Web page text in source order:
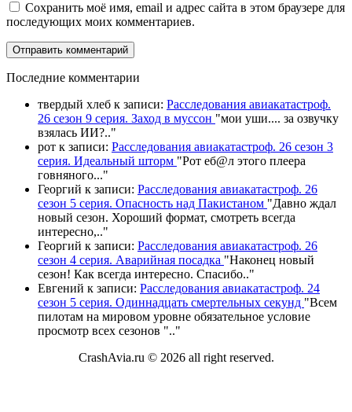
Сохранить моё имя, email и адрес сайта в этом браузере для
последующих моих комментариев.
Последние комментарии
твердый хлеб к записи: Расследования авиакатастроф.
26 сезон 9 серия. Заход в муссон "мои уши.... за озвучку
взялась ИИ?.."
рот к записи: Расследования авиакатастроф. 26 сезон 3
серия. Идеальный шторм "Рот еб@л этого плеера
говняного..."
Георгий к записи: Расследования авиакатастроф. 26
сезон 5 серия. Опасность над Пакистаном "Давно ждал
новый сезон. Хороший формат, смотреть всегда
интересно,.."
Георгий к записи: Расследования авиакатастроф. 26
сезон 4 серия. Аварийная посадка "Наконец новый
сезон! Как всегда интересно. Спасибо.."
Евгений к записи: Расследования авиакатастроф. 24
сезон 5 серия. Одиннадцать смертельных секунд "Всем
пилотам на мировом уровне обязательное условие
просмотр всех сезонов ".."
CrashAvia.ru © 2026 all right reserved.